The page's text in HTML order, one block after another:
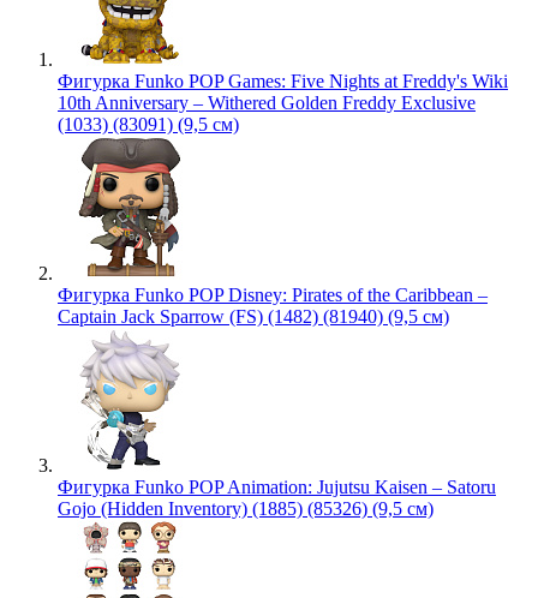
Фигурка Funko POP Games: Five Nights at Freddy's Wiki
10th Anniversary – Withered Golden Freddy Exclusive
(1033) (83091) (9,5 см)
Фигурка Funko POP Disney: Pirates of the Caribbean –
Captain Jack Sparrow (FS) (1482) (81940) (9,5 см)
Фигурка Funko POP Animation: Jujutsu Kaisen – Satoru
Gojo (Hidden Inventory) (1885) (85326) (9,5 см)